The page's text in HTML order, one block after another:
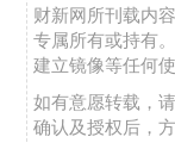
财新网所刊载内
专属所有或持有
建立镜像等任何使
如有意愿转载，
确认及授权后，方